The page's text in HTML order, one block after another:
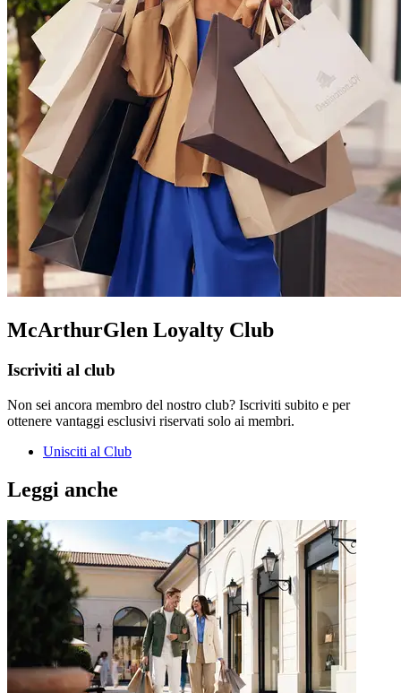
McArthurGlen Loyalty Club
Iscriviti al club
Non sei ancora membro del nostro club? Iscriviti subito e per
ottenere vantaggi esclusivi riservati solo ai membri.
Unisciti al Club
Leggi anche